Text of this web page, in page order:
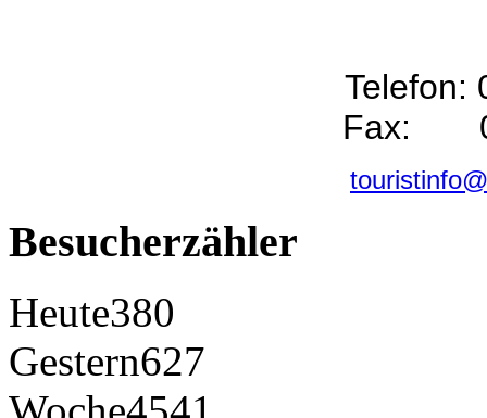
Telefon:
Fax:
Besucherzähler
Heute380
Gestern627